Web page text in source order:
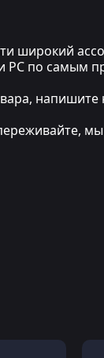
широкий
PC по самым
напишите